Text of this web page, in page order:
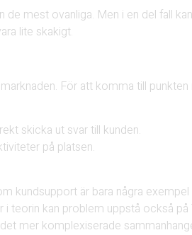
mest ovanliga. Men i en del fall
lite skakigt.
För att komma till
skicka ut svar till kunden.
på platsen.
kundsupport är bara några
teorin kan problem uppstå också
mer komplexiserade